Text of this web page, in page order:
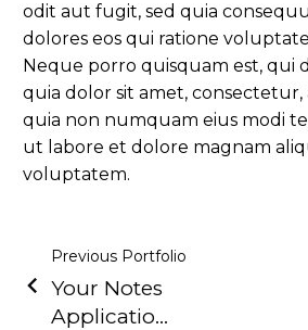
odit aut fugit, sed quia
dolores eos qui ratione
Neque porro quisquam est, qui
quia dolor sit amet, consectetur,
quia non numquam eius modi
ut labore et dolore magnam
voluptatem.
Previous Portfolio
Your Notes
Application